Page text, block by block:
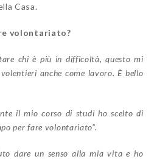
Casa.
volontariato?
chi è più in difficoltà, questo mi
anche come lavoro. È bello
il mio corso di studi ho scelto di
per fare volontariato”.
dare un senso alla mia vita e ho